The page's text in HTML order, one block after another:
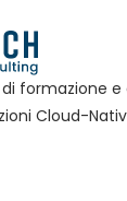
formazione e
Cloud-